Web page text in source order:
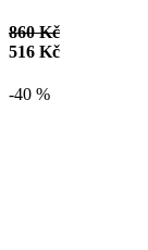
860 Kč
516 Kč
-40 %